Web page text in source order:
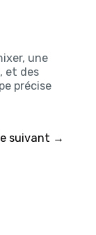
une
et des
précise
suivant →